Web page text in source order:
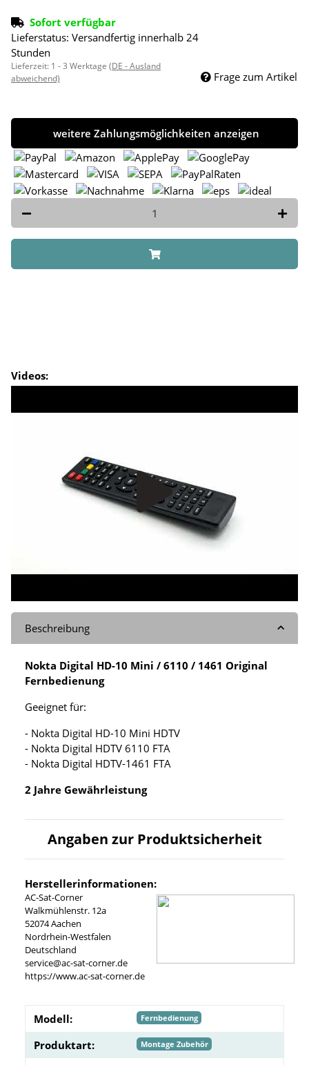
Sofort verfügbar
Lieferstatus: Versandfertig innerhalb 24
Stunden
Lieferzeit: 1 - 3 Werktage (DE - Ausland
abweichend)
Frage zum Artikel
weitere Zahlungsmöglichkeiten anzeigen
Videos:
Beschreibung
Nokta Digital HD-10 Mini / 6110 / 1461 Original
Fernbedienung
Geeignet für:
- Nokta Digital HD-10 Mini HDTV
- Nokta Digital HDTV 6110 FTA
- Nokta Digital HDTV-1461 FTA
2 Jahre Gewährleistung
Angaben zur Produktsicherheit
Herstellerinformationen:
AC-Sat-Corner
Walkmühlenstr. 12a
52074 Aachen
Nordrhein-Westfalen
Deutschland
service@ac-sat-corner.de
https://www.ac-sat-corner.de
Modell: Fernbedienung
Produktart: Montage Zubehör